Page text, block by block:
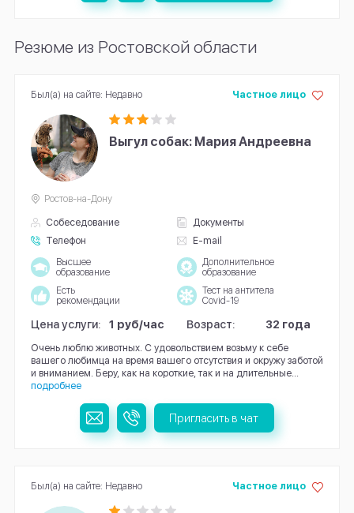
Резюме из Ростовской области
Выгул собак: Мария Андреевна
Собеседование
Документы
Телефон
E-mail
Частное лицо
Ростов-на-Дону
Высшее
образование
Дополнительное
образование
Есть
рекомендации
Тест на антитела
Covid-19
Цена услуги: 1 руб/час Возраст: 32 года
Очень люблю животных. С удовольствием возьму к себе
вашего любимца на время вашего отсутствия и окружу заботой
и вниманием. Беру, как на короткие, так и на длительные...
подробнее
Был(а) на сайте: Недавно
Пригласить в чат
Частное лицо
Был(а) на сайте: Недавно